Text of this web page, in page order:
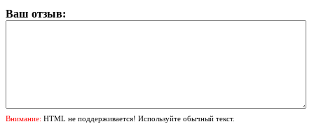
Ваш отзыв:
Внимание: HTML не поддерживается! Используйте обычный текст.